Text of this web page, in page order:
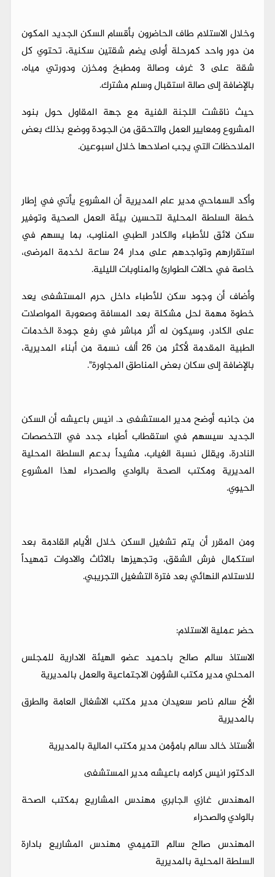
وخلال الاستلام طاف الحاضرون بأقسام السكن الجديد المكون
من دور واحد كمرحلة أولى يضم شقتين سكنية، تحتوي كل
شقة على 3 غرف وصالة ومطبخ ومخزن ودورتي مياه،
بالإضافة إلى صالة استقبال وسلم مشترك.
حيث ناقشت اللجنة الفنية مع جهة المقاول حول بنود
المشروع ومعايير العمل والتحقق من الجودة ووضع بذلك بعض
الملاحظات التي يجب اصلاحها خلال اسبوعين.
وأكد السماحي مدير عام المديرية أن المشروع يأتي في إطار
خطة السلطة المحلية لتحسين بيئة العمل الصحية وتوفير
سكن لائق للأطباء والكادر الطبي المناوب، بما يسهم في
استقرارهم وتواجدهم على مدار 24 ساعة لخدمة المرضى،
خاصة في حالات الطوارئ والمناوبات الليلية.
وأضاف أن وجود سكن للأطباء داخل حرم المستشفى يعد
خطوة مهمة لحل مشكلة بعد المسافة وصعوبة المواصلات
على الكادر، وسيكون له أثر مباشر في رفع جودة الخدمات
الطبية المقدمة لأكثر من 26 ألف نسمة من أبناء المديرية،
بالإضافة إلى سكان بعض المناطق المجاورة".
من جانبه أوضح مدير المستشفى د. انيس باعيشه أن السكن
الجديد سيسهم في استقطاب أطباء جدد في التخصصات
النادرة، ويقلل نسبة الغياب، مشيداً بدعم السلطة المحلية
المديرية ومكتب الصحة بالوادي والصحراء لهذا المشروع
الحيوي.
ومن المقرر أن يتم تشغيل السكن خلال الأيام القادمة بعد
استكمال فرش الشقق، وتجهيزها بالاثاث والادوات تمهيداً
للاستلام النهائي بعد فترة التشغيل التجريبي.
حضر عملية الاستلام:
الاستاذ سالم صالح باحميد عضو الهيئة الادارية للمجلس
المحلي مدير مكتب الشؤون الاجتماعية والعمل بالمديرية
الأخ سالم ناصر سعيدان مدير مكتب الاشغال العامة والطرق
بالمديرية
الأستاذ خالد سالم بامؤمن مدير مكتب المالية بالمديرية
الدكتور انيس كرامه باعيشه مدير المستشفى
المهندس غازي الجابري مهندس المشاريع بمكتب الصحة
بالوادي والصحراء
المهندس صالح سالم التميمي مهندس المشاريع بادارة
السلطة المحلية بالمديرية